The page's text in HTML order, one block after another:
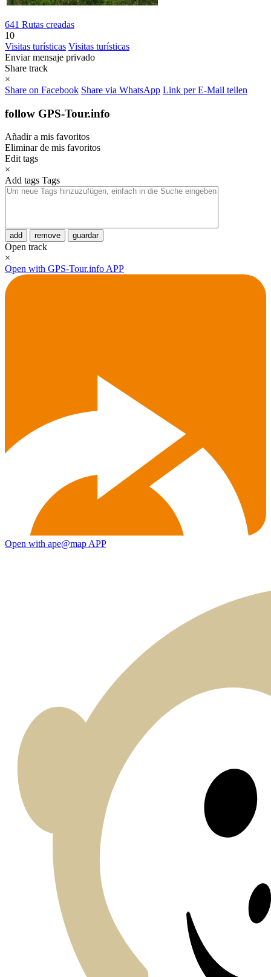
641 Rutas creadas
10
Visitas turísticas Visitas turísticas
Enviar mensaje privado
Share track
×
Share on Facebook Share via WhatsApp Link per E-Mail teilen
follow GPS-Tour.info
Añadir a mis favoritos
Eliminar de mis favoritos
Edit tags
×
Add tags Tags
add remove guardar
Open track
×
Open with GPS-Tour.info APP
Open with ape@map APP